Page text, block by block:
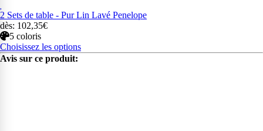
2 Sets de table - Pur Lin Lavé Penelope
dès: 102,35€
5 coloris
Choisissez les options
Avis sur ce produit: